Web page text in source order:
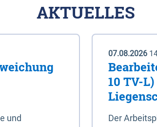
AKTUELLES
und
07.08.2026
10 TV-
Der